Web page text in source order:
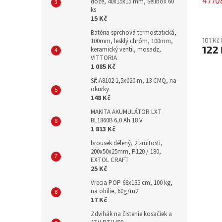
ks
15 Kč
Batéria sprchová termostatická,
100mm, lesklý chróm, 100mm,
keramický ventil, mosadz,
VITTORIA
1 085 Kč
Síť A8102 1,5x020 m, 13 CMQ, na
okurky
148 Kč
MAKITA AKUMULÁTOR LXT
BL1860B 6,0 Ah 18 V
1 813 Kč
brousek dělený, 2 zrnitosti,
200x50x25mm, P120 / 180,
EXTOL CRAFT
25 Kč
Vrecia POP 68x135 cm, 100 kg,
na obilie, 60g/m2
17 Kč
Zdvihák na čistenie kosačiek a
101 Kč
122